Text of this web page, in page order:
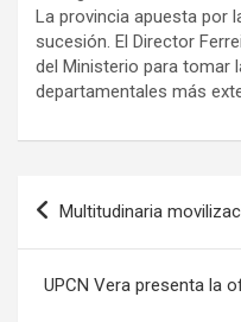
La provincia apuesta por
sucesión. El Director
del Ministerio para tomar
departamentales más
Navegación
de
Multitudinaria
UPCN Vera presenta la